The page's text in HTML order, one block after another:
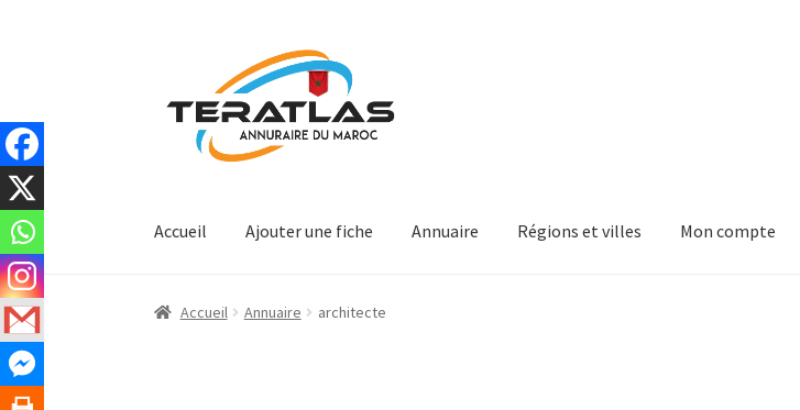
la
navigation
contenu
Accueil Ajouter une fiche Annuaire Régions et villes Mon compte
Accueil Annuaire architecte